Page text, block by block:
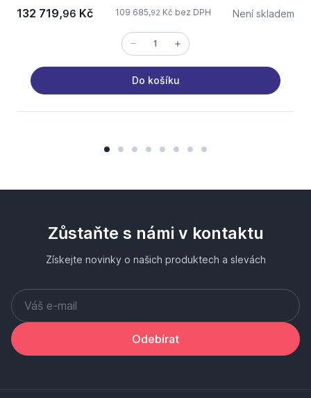
132 719,96 Kč 109 685,92 Kč bez DPH Není skladem
Do košíku
Zůstaňte s námi v kontaktu
Získejte novinky o našich produktech a slevách
Odebírat